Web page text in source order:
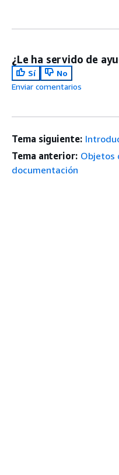
¿Le ha servido de
Sí
No
Enviar comentarios
Tema siguiente:
Tema anterior: Objetos
documentación